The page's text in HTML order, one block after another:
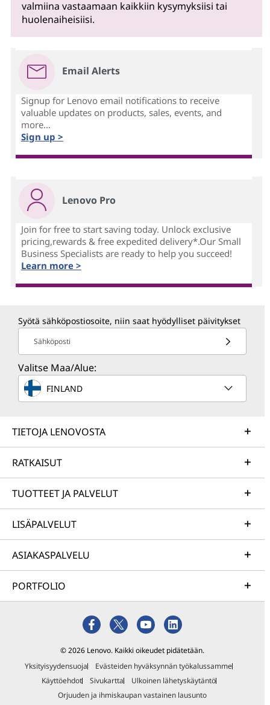
valmiina vastaamaan kaikkiin kysymyksiisi tai
huolenaiheisiisi.
Email Alerts
Signup for Lenovo email notifications to receive
valuable updates on products, sales, events, and
more...
Sign up >
Lenovo Pro
Join for free to start saving today. Unlock exclusive
pricing,rewards & free expedited delivery*.Our Small
Business Specialists are ready to help you succeed!
Learn more >
Syötä sähköpostiosoite, niin saat hyödylliset päivitykset
Sähköposti
Valitse Maa/Alue:
FINLAND
TIETOJA LENOVOSTA
RATKAISUT
TUOTTEET JA PALVELUT
LISÄPALVELUT
ASIAKASPALVELU
PORTFOLIO
© 2026 Lenovo. Kaikki oikeudet pidätetään.
Yksityisyydensuoja
Evästeiden hyväksynnän työkalussamme
Käyttöehdot
Sivukartta
Ulkoinen lähetyskäytäntö
Orjuuden ja ihmiskaupan vastainen lausunto